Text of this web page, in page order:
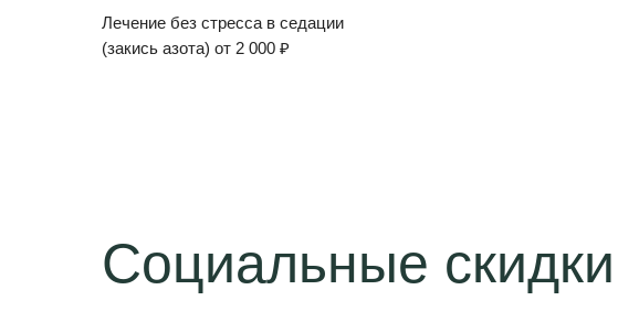
Лечение без стресса в седации
(закись азота) от 2 000 ₽
Социальные